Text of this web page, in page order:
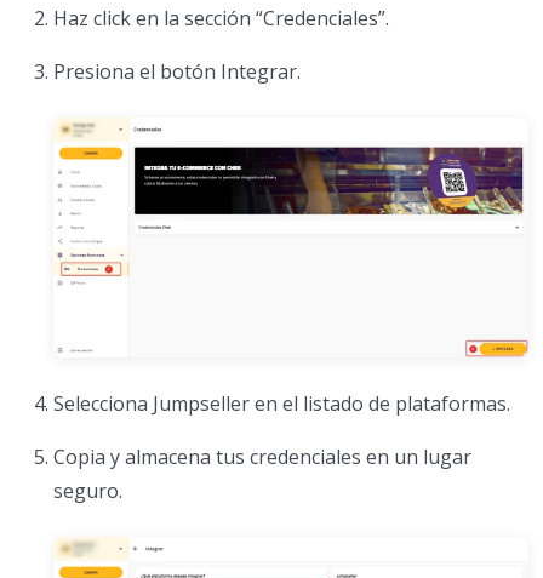
Haz click en la sección “Credenciales”.
Presiona el botón Integrar.
Selecciona Jumpseller en el listado de plataformas.
Copia y almacena tus credenciales en un lugar
seguro.